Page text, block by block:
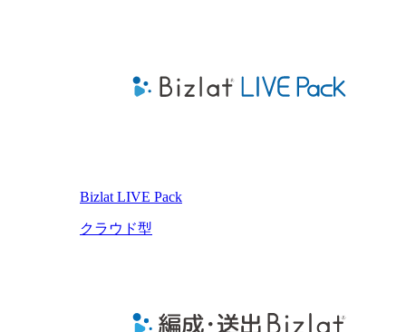
Bizlat LIVE Pack
クラウド型